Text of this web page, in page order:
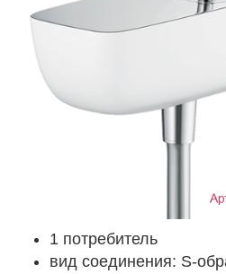
1 потребитель
вид соединения: S-